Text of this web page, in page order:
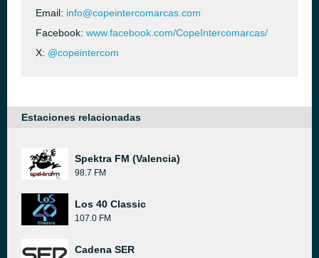
Email: info@copeintercomarcas.com
Facebook: www.facebook.com/CopeIntercomarcas/
X: @copeintercom
Estaciones relacionadas
Spektra FM (Valencia)
98.7 FM
Los 40 Classic
107.0 FM
Cadena SER